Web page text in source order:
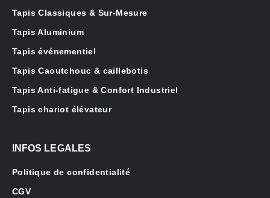
Tapis Classiques & Sur-Mesure
Tapis Aluminium
Tapis événementiel
Tapis Caoutchouc & caillebotis
Tapis Anti-fatigue & Confort Industriel
Tapis chariot élévateur
INFOS LEGALES
Politique de confidentialité
CGV